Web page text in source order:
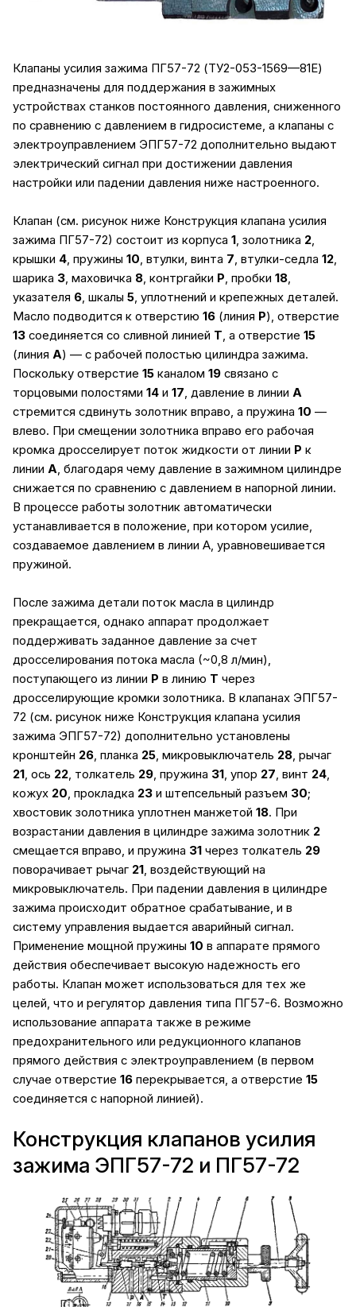
Клапаны усилия зажима ПГ57-72 (ТУ2-053-1569—81Е)
предназначены для поддержания в зажимных
устройствах станков постоянного давления, сниженного
по сравнению с давлением в гидросистеме, а клапаны с
электроуправлением ЭПГ57-72 дополнительно выдают
электрический сигнал при достижении давления
настройки или падении давления ниже настроенного.
Клапан (см. рисунок ниже Конструкция клапана усилия
зажима ПГ57-72) состоит из корпуса 1, золотника 2,
крышки 4, пружины 10, втулки, винта 7, втулки-седла 12,
шарика 3, маховичка 8, контргайки Р, пробки 18,
указателя 6, шкалы 5, уплотнений и крепежных деталей.
Масло подводится к отверстию 16 (линия Р), отверстие
13 соединяется со сливной линией Т, а отверстие 15
(линия А) — с рабочей полостью цилиндра зажима.
Поскольку отверстие 15 каналом 19 связано с
торцовыми полостями 14 и 17, давление в линии А
стремится сдвинуть золотник вправо, а пружина 10 —
влево. При смещении золотника вправо его рабочая
кромка дросселирует поток жидкости от линии Р к
линии А, благодаря чему давление в зажимном цилиндре
снижается по сравнению с давлением в напорной линии.
В процессе работы золотник автоматически
устанавливается в положение, при котором усилие,
создаваемое давлением в линии А, уравновешивается
пружиной.
После зажима детали поток масла в цилиндр
прекращается, однако аппарат продолжает
поддерживать заданное давление за счет
дросселирования потока масла (~0,8 л/мин),
поступающего из линии Р в линию Т через
дросселирующие кромки золотника. В клапанах ЭПГ57-
72 (см. рисунок ниже Конструкция клапана усилия
зажима ЭПГ57-72) дополнительно установлены
кронштейн 26, планка 25, микровыключатель 28, рычаг
21, ось 22, толкатель 29, пружина 31, упор 27, винт 24,
кожух 20, прокладка 23 и штепсельный разъем 30;
хвостовик золотника уплотнен манжетой 18. При
возрастании давления в цилиндре зажима золотник 2
смещается вправо, и пружина 31 через толкатель 29
поворачивает рычаг 21, воздействующий на
микровыключатель. При падении давления в цилиндре
зажима происходит обратное срабатывание, и в
систему управления выдается аварийный сигнал.
Применение мощной пружины 10 в аппарате прямого
действия обеспечивает высокую надежность его
работы. Клапан может использоваться для тех же
целей, что и регулятор давления типа ПГ57-6. Возможно
использование аппарата также в режиме
предохранительного или редукционного клапанов
прямого действия с электроуправлением (в первом
случае отверстие 16 перекрывается, а отверстие 15
соединяется с напорной линией).
Конструкция клапанов усилия
зажима ЭПГ57-72 и ПГ57-72